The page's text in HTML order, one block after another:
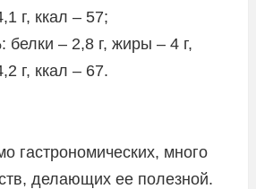
г, ккал – 57;
белки – 2,8 г, жиры – 4 г,
г, ккал – 67.
гастрономических, много
делающих ее полезной.